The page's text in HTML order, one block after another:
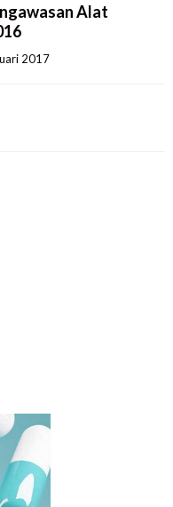
Alat
2017